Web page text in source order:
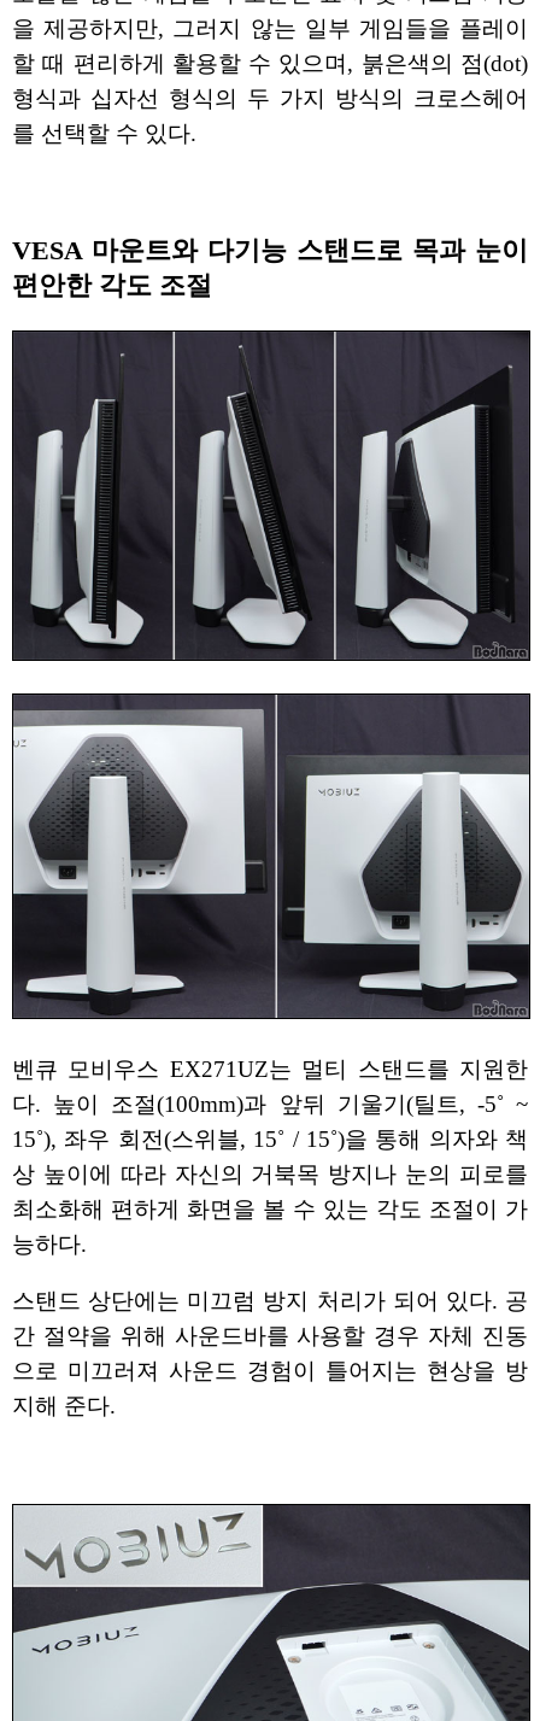
을 제공하지만, 그러지 않는 일부 게임들을 플레이
할 때 편리하게 활용할 수 있으며, 붉은색의 점(dot)
형식과 십자선 형식의 두 가지 방식의 크로스헤어
를 선택할 수 있다.
VESA 마운트와 다기능 스탠드로 목과 눈이
편안한 각도 조절
벤큐 모비우스 EX271UZ는 멀티 스탠드를 지원한
다. 높이 조절(100mm)과 앞뒤 기울기(틸트, -5˚ ~
15˚), 좌우 회전(스위블, 15˚ / 15˚)을 통해 의자와 책
상 높이에 따라 자신의 거북목 방지나 눈의 피로를
최소화해 편하게 화면을 볼 수 있는 각도 조절이 가
능하다.
스탠드 상단에는 미끄럼 방지 처리가 되어 있다. 공
간 절약을 위해 사운드바를 사용할 경우 자체 진동
으로 미끄러져 사운드 경험이 틀어지는 현상을 방
지해 준다.